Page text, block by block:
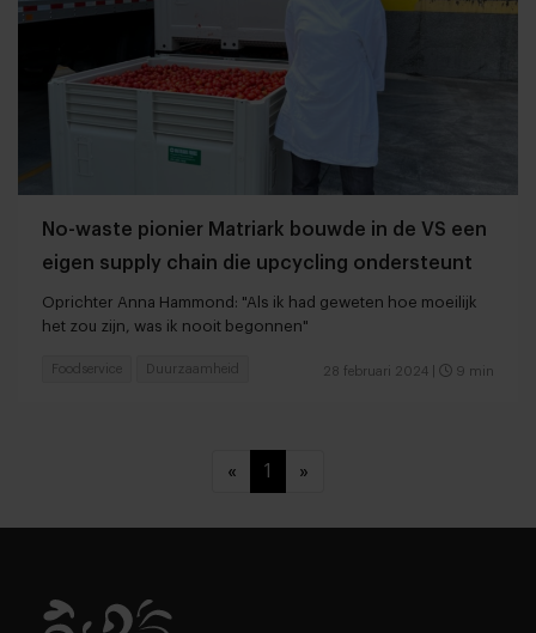
No-waste pionier Matriark bouwde in de VS een
eigen supply chain die upcycling ondersteunt
Oprichter Anna Hammond: "Als ik had geweten hoe moeilijk
het zou zijn, was ik nooit begonnen"
28 februari 2024 9 min
Foodservice Duurzaamheid
« 1 »